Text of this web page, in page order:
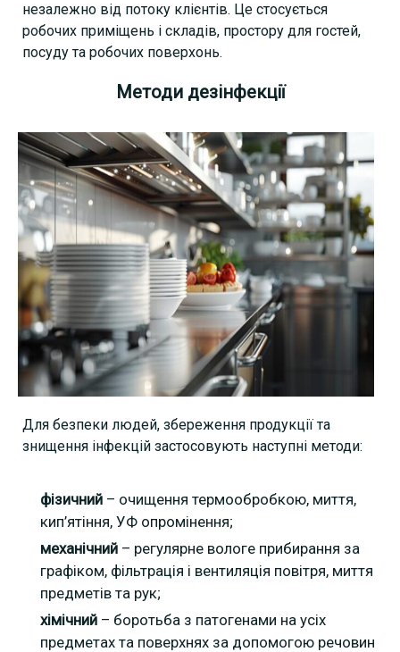
незалежно від потоку клієнтів. Це стосується
робочих приміщень і складів, простору для гостей,
посуду та робочих поверхонь.
Методи дезінфекції
Для безпеки людей, збереження продукції та
знищення інфекцій застосовують наступні методи:
фізичний– очищення термообробкою, миття,
кип’ятіння, УФ опромінення;
механічний– регулярне вологе прибирання за
графіком, фільтрація і вентиляція повітря, миття
предметів та рук;
хімічний– боротьба з патогенами на усіх
предметах та поверхнях за допомогою речовин